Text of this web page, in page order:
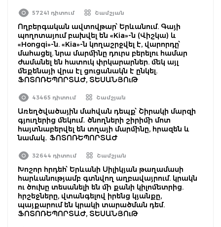
57241 դիտում Շամշյան
Ողբերգական ավտովթար՝ Երևանում. Գայի
պողոտայում բախվել են «Kia»-ն (Վիշկա) և
«Hongqi»-ն. «Kia»-ն կողաշրջվել է, վարորդը՝
մահացել. նրա մարմինը դուրս բերելու համար
ժամանել են հատուկ փրկարարներ. մեկ այլ
մեքենայի վրա էլ ցուցանակն է ընկել.
ՖՈՏՈՌԵՊՈՐՏԱԺ, ՏԵՍԱՆՅՈւԹ
43465 դիտում Շամշյան
Առեղծվածային մահվան դեպք՝ Շիրակի մարզի
գյուղերից մեկում․ ծնողների շիրիմի մոտ
հայտնաբերվել են տղայի մարմինը, հրազեն և
նամակ․ ՖՈՏՈՌԵՊՈՐՏԱԺ
32644 դիտում Շամշյան
Խոշոր հրդեհ՝ Երևանի Սիլիկյան թաղամասի
հարևանությամբ գտնվող աղբավայրում. կրակն
ու ծուխը տեսանելի են մի քանի կիլոմետրից.
հրշեջները, վտանգելով իրենց կյանքը,
պայքարում են կրակի տարածման դեմ.
ՖՈՏՈՌԵՊՈՐՏԱԺ, ՏԵՍԱՆՅՈւԹ